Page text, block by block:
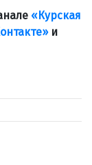
«Курская
и